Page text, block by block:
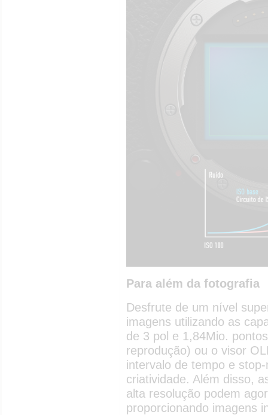
Para além da fotografia
Desfrute de um nível
imagens utilizando as
de 3 pol e 1,84Mio.
reprodução) ou o visor
intervalo de tempo e
criatividade. Além disso,
alta resolução podem
proporcionando imagens